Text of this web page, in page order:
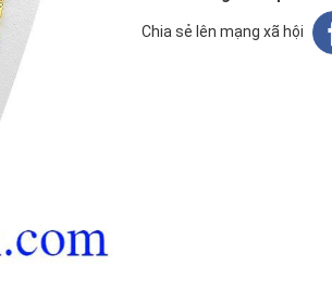
Chia sẻ lên mạng xã hội